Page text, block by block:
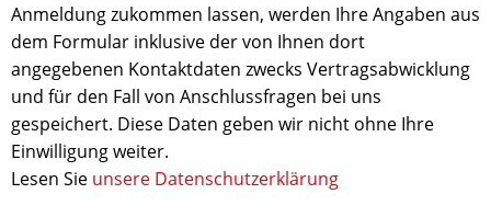
Anmeldung zukommen lassen, werden Ihre Angaben aus
dem Formular inklusive der von Ihnen dort
angegebenen Kontaktdaten zwecks Vertragsabwicklung
und für den Fall von Anschlussfragen bei uns
gespeichert. Diese Daten geben wir nicht ohne Ihre
Einwilligung weiter.
Lesen Sie unsere Datenschutzerklärung